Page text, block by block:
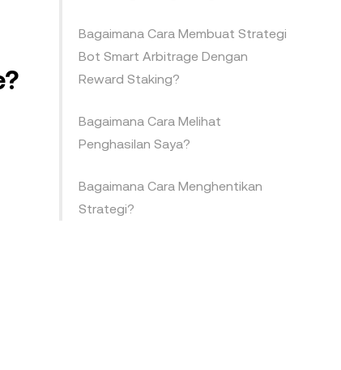
Bagaimana Cara Membuat Strategi
Bot Smart Arbitrage Dengan
Reward Staking?
Bagaimana Cara Melihat
Penghasilan Saya?
Bagaimana Cara Menghentikan
Strategi?